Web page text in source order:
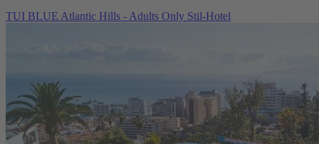
TUI BLUE Atlantic Hills - Adults Only Stil-Hotel